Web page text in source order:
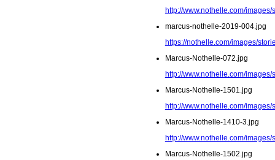
http://www.nothelle.com/
marcus-nothelle-2019-004.jpg
https://nothelle.com/images/
Marcus-Nothelle-072.jpg
http://www.nothelle.com/
Marcus-Nothelle-1501.jpg
http://www.nothelle.com/
Marcus-Nothelle-1410-3.jpg
http://www.nothelle.com/
Marcus-Nothelle-1502.jpg